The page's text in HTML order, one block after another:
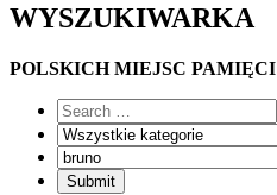
WYSZUKIWARKA
POLSKICH MIEJSC PAMIĘCI